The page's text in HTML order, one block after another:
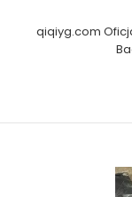
qiqiyg.com